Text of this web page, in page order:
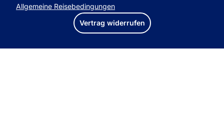
Allgemeine Reisebedingungen
Vertrag widerrufen